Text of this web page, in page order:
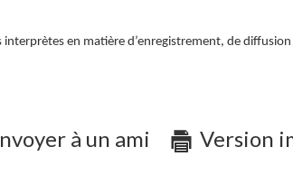
en matière d’enregistrement, de
à un ami Version